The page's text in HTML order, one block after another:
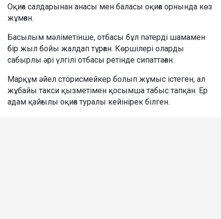
Оқиға салдарынан анасы мен баласы оқиға орнында көз
жұмған.
Басылым мәліметінше, отбасы бұл пәтерді шамамен
бір жыл бойы жалдап тұрған. Көршілері оларды
сабырлы әрі үлгілі отбасы ретінде сипаттаған.
Марқұм әйел сторисмейкер болып жұмыс істеген, ал
жұбайы такси қызметімен қосымша табыс тапқан. Ер
адам қайғылы оқиға туралы кейінірек білген.